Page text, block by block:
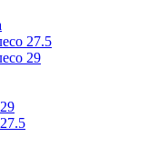
27.5
29